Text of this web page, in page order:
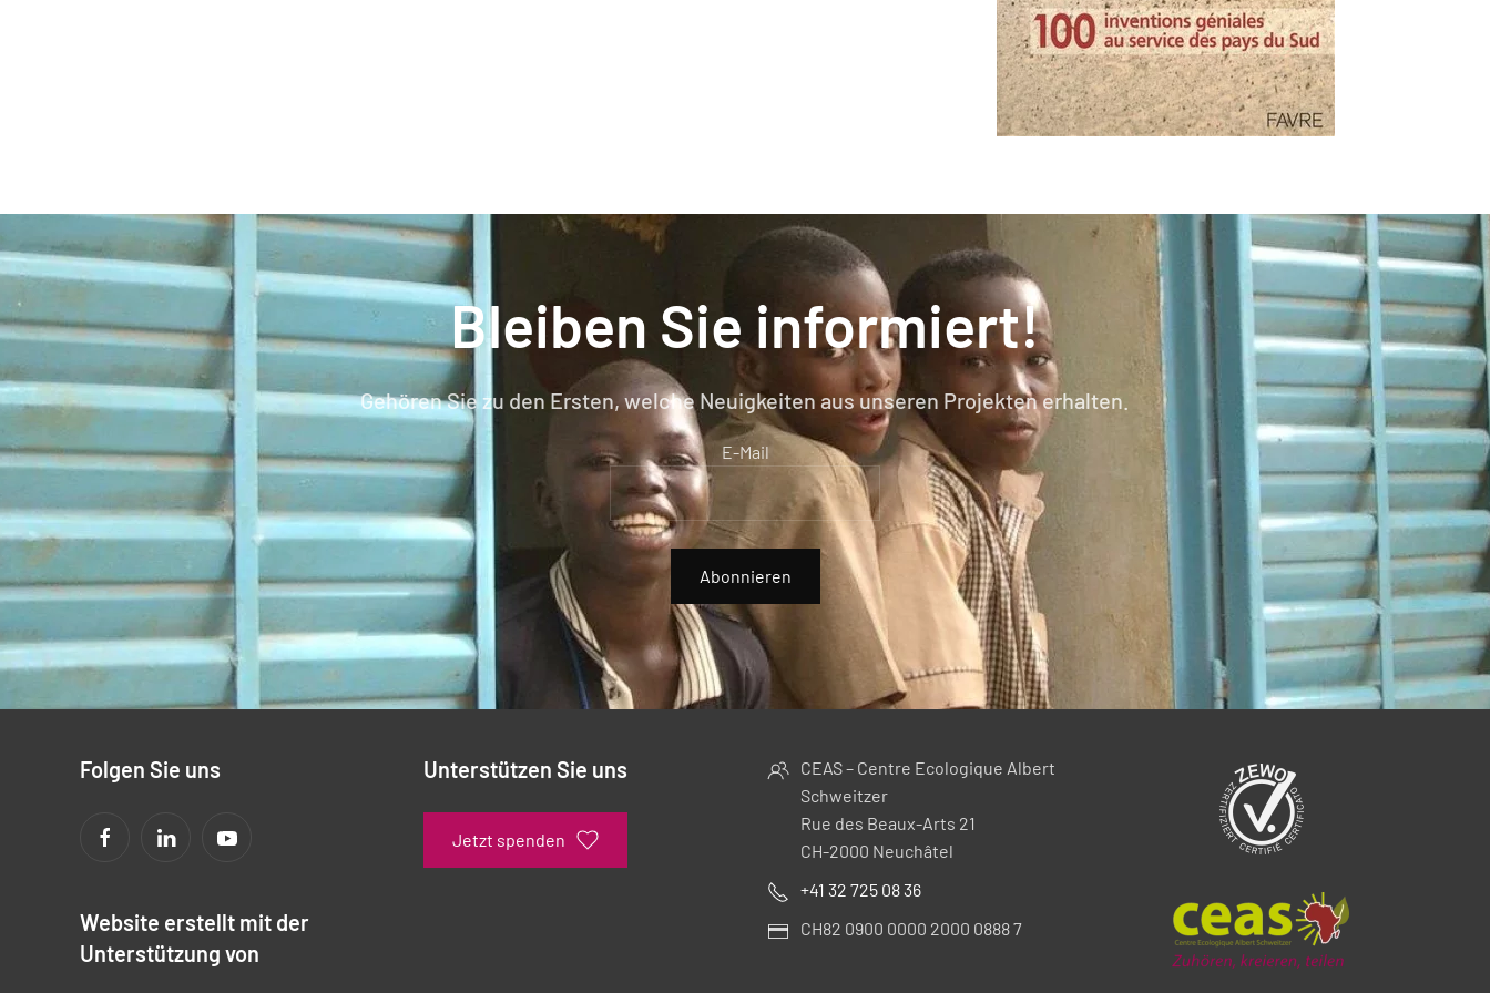
Bleiben Sie informiert!
Gehören Sie zu den Ersten, welche Neuigkeiten aus unseren Projekten erhalten.
E-Mail
Abonnieren
Folgen Sie uns
Website erstellt mit der
Unterstützung von
Unterstützen Sie uns
Jetzt spenden
CEAS – Centre Ecologique Albert
Schweitzer
Rue des Beaux-Arts 21
CH-2000 Neuchâtel
+41 32 725 08 36
CH82 0900 0000 2000 0888 7